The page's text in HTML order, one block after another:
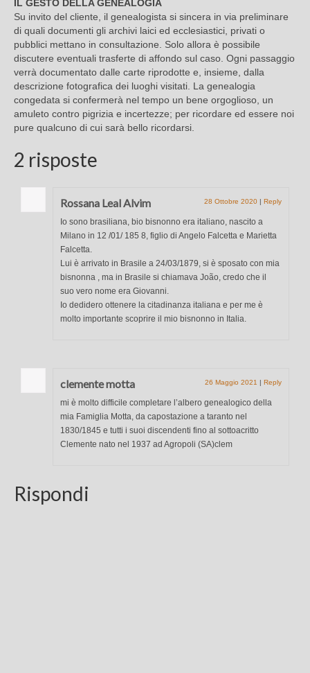
IL GESTO DELLA GENEALOGIA
Su invito del cliente, il genealogista si sincera in via preliminare
di quali documenti gli archivi laici ed ecclesiastici, privati o
pubblici mettano in consultazione. Solo allora è possibile
discutere eventuali trasferte di affondo sul caso. Ogni passaggio
verrà documentato dalle carte riprodotte e, insieme, dalla
descrizione fotografica dei luoghi visitati. La genealogia
congedata si confermerà nel tempo un bene orgoglioso, un
amuleto contro pigrizia e incertezze; per ricordare ed essere noi
pure qualcuno di cui sarà bello ricordarsi.
2 risposte
Rossana Leal Alvim 28 Ottobre 2020 | Reply
Io sono brasiliana, bio bisnonno era italiano, nascito a
Milano in 12 /01/ 185 8, figlio di Angelo Falcetta e Marietta
Falcetta.
Lui è arrivato in Brasile a 24/03/1879, si è sposato con mia
bisnonna , ma in Brasile si chiamava João, credo che il
suo vero nome era Giovanni.
Io dedidero ottenere la citadinanza italiana e per me è
molto importante scoprire il mio bisnonno in Italia.
clemente motta 26 Maggio 2021 | Reply
mi è molto difficile completare l’albero genealogico della
mia Famiglia Motta, da capostazione a taranto nel
1830/1845 e tutti i suoi discendenti fino al sottoacritto
Clemente nato nel 1937 ad Agropoli (SA)clem
Rispondi